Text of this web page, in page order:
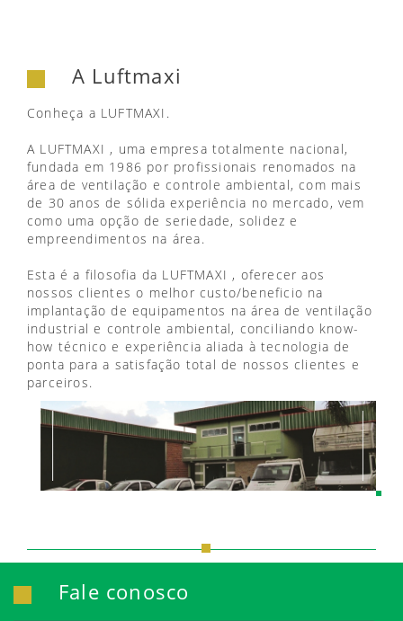
A Luftmaxi
Conheça a LUFTMAXI.
A LUFTMAXI , uma empresa totalmente nacional,
fundada em 1986 por profissionais renomados na
área de ventilação e controle ambiental, com mais
de 30 anos de sólida experiência no mercado, vem
como uma opção de seriedade, solidez e
empreendimentos na área.
Esta é a filosofia da LUFTMAXI , oferecer aos
nossos clientes o melhor custo/beneficio na
implantação de equipamentos na área de ventilação
industrial e controle ambiental, conciliando know-
how técnico e experiência aliada à tecnologia de
ponta para a satisfação total de nossos clientes e
parceiros.
Fale conosco